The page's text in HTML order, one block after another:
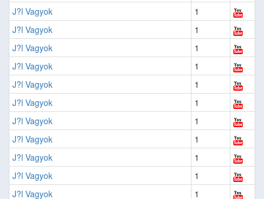
J?l Vagyok
1
J?l Vagyok
1
J?l Vagyok
1
J?l Vagyok
1
J?l Vagyok
1
J?l Vagyok
1
J?l Vagyok
1
J?l Vagyok
1
J?l Vagyok
1
J?l Vagyok
1
J?l Vagyok
1